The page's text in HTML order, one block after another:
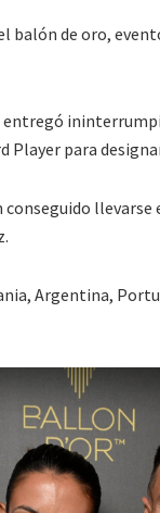
balón de oro,
Player para
llevarse
Argentina,